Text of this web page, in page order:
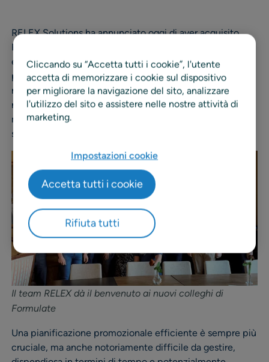
RELEX Solutions ha annunciato oggi di aver acquisito
Formulate, un’azienda svedese che si occupa di analytics
e pianificazione delle promozioni, per consolidare la
propria posizione di fornitore di soluzioni unificate per il
retail planning. L’acquisizione è un passo importante
nell’impegno di RELEX di offrire ai retailer di tutto il
mondo una piattaforma unificata di prim’ordine con una
solida soluzione di pianificazione delle promozioni.
Il team RELEX dà il benvenuto ai nuovi colleghi di
Formulate
Una pianificazione promozionale efficiente è sempre più
cruciale, ma anche notoriamente difficile da gestire,
Cliccando su “Accetta tutti i cookie”, l'utente
accetta di memorizzare i cookie sul dispositivo
per migliorare la navigazione del sito, analizzare
l'utilizzo del sito e assistere nelle nostre attività di
marketing.
Impostazioni cookie
Rifiuta tutti
Accetta tutti i cookie